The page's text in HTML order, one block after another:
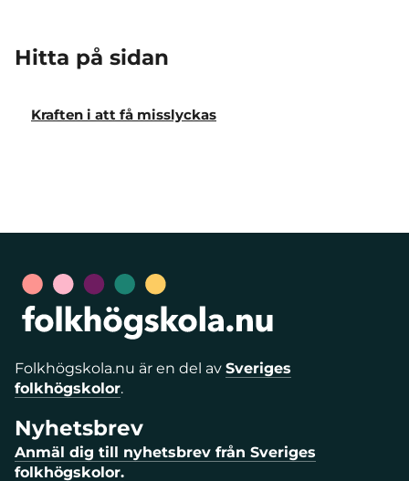
Hitta på sidan
Kraften i att få misslyckas
Folkhögskola.nu är en del av Sveriges
folkhögskolor.
Nyhetsbrev
Anmäl dig till nyhetsbrev från Sveriges
folkhögskolor.